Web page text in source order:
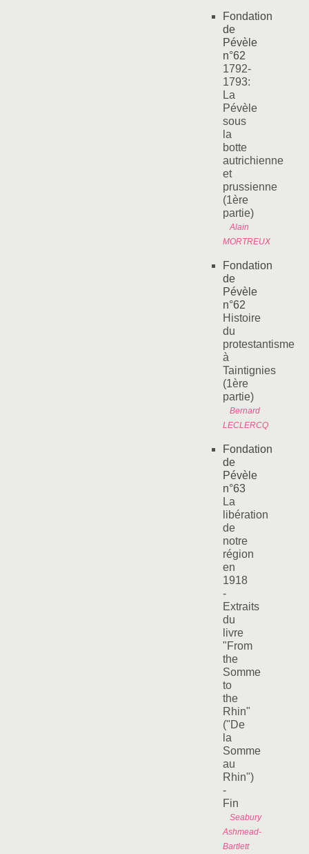
Fondation
de
Pévèle
n°62
1792-
1793:
La
Pévèle
sous
la
botte
autrichienne
et
prussienne
(1ère
partie)
Alain
MORTREUX
Fondation
de
Pévèle
n°62
Histoire
du
protestantisme
à
Taintignies
(1ère
partie)
Bernard
LECLERCQ
Fondation
de
Pévèle
n°63
La
libération
de
notre
région
en
1918
-
Extraits
du
livre
"From
the
Somme
to
the
Rhin"
("De
la
Somme
au
Rhin")
-
Fin
Seabury
Ashmead-
Bartlett